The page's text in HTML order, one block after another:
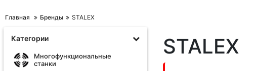
Главная Бренды STALEX
Категории
Многофункциональные
станки
STALEX